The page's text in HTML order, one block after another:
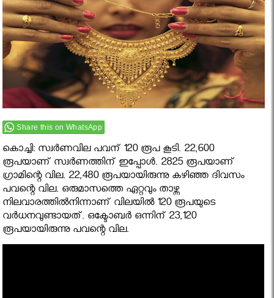
Share this on WhatsApp
കൊച്ചി: സ്വര്‍ണവില പവന് 120 രൂപ കൂടി. 22,600
രൂപയാണ് സ്വര്‍ണത്തിന് ഇപ്പോള്‍. 2825 രൂപയാണ്
ഗ്രാമിന്റെ വില. 22,480 രൂപയായിരുന്നു കഴിഞ്ഞ ദിവസം
പവന്റെ വില. ഒരുമാസത്തെ ഏറ്റവും താഴ്ന്ന
നിലവാരത്തില്‍നിന്നാണ് വിലയില്‍ 120 രൂപയുടെ
വര്‍ധനവുണ്ടായത്. ഒക്ടോബര്‍ ഒന്നിന് 23,120
രൂപയായിരുന്നു പവന്റെ വില.